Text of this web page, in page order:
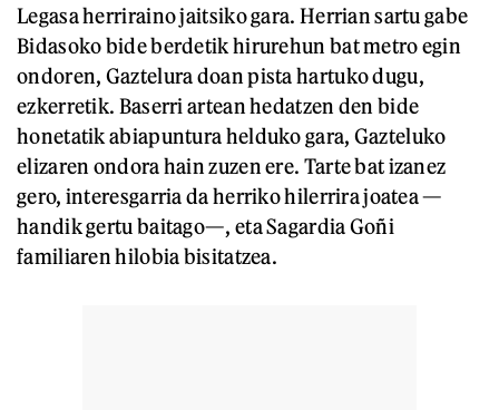
Legasa herriraino jaitsiko gara. Herrian sartu gabe
Bidasoko bide berdetik hirurehun bat metro egin
ondoren, Gaztelura doan pista hartuko dugu,
ezkerretik. Baserri artean hedatzen den bide
honetatik abiapuntura helduko gara, Gazteluko
elizaren ondora hain zuzen ere. Tarte bat izanez
gero, interesgarria da herriko hilerrira joatea —
handik gertu baitago—, eta Sagardia Goñi
familiaren hilobia bisitatzea.